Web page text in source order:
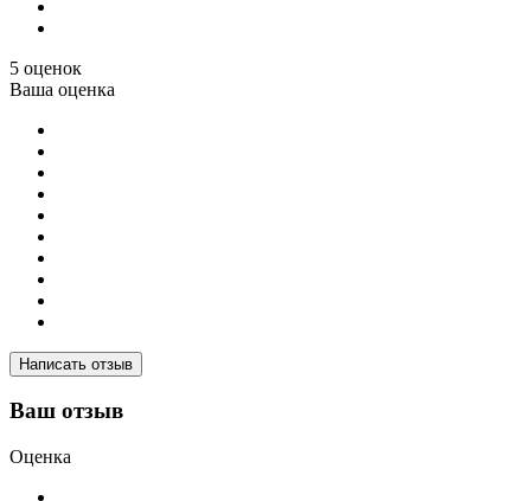
5 оценок
Ваша оценка
Написать отзыв
Ваш отзыв
Оценка